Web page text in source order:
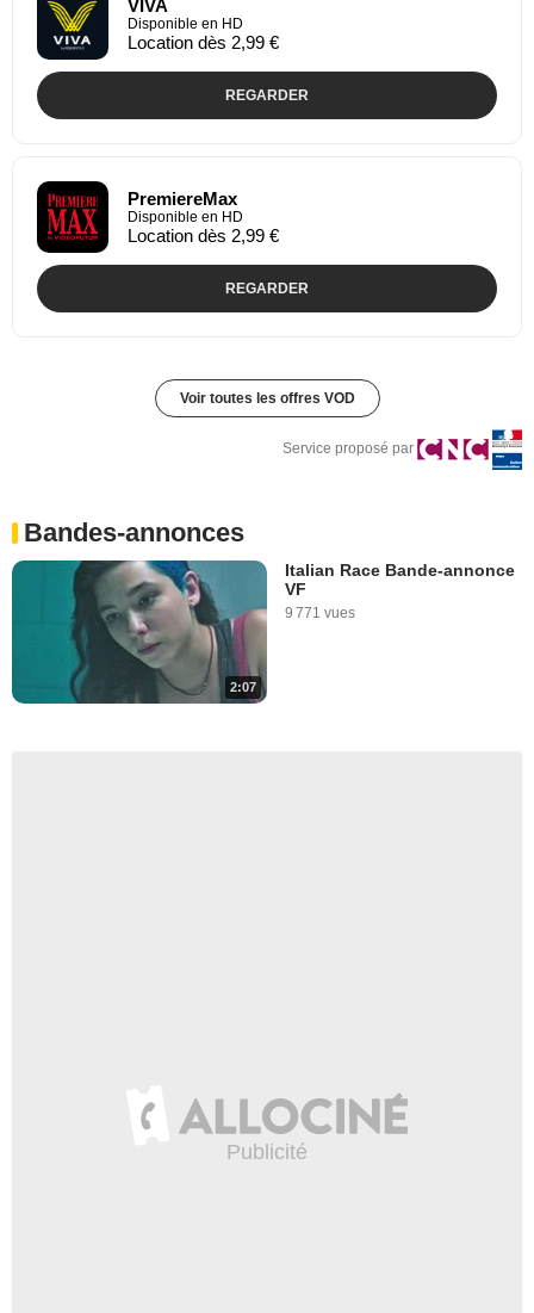
VIVA
Disponible en HD
Location dès 2,99 €
REGARDER
PremiereMax
Disponible en HD
Location dès 2,99 €
REGARDER
Voir toutes les offres VOD
Service proposé par
Bandes-annonces
2:07
Italian Race Bande-annonce
VF
9 771 vues